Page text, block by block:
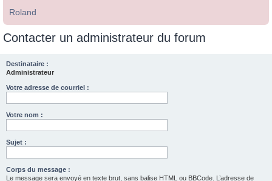
Roland
Contacter un administrateur du forum
Destinataire :
Administrateur
Votre adresse de courriel :
Votre nom :
Sujet :
Corps du message :
Le message sera envoyé en texte brut, sans balise HTML ou BBCode. L’adresse de